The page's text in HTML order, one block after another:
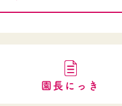
園長にっき